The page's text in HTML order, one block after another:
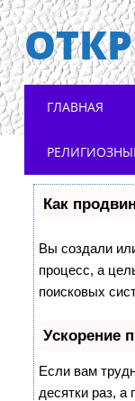
Main
ГЛАВНАЯ
Как
Вы создали
процесс, а
поисковых
Ускорение
Если вам
десятки раз,